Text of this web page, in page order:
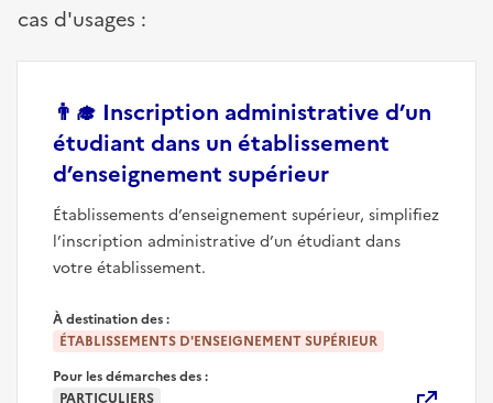
cas d'usages :
👨‍🎓 Inscription administrative d’un
étudiant dans un établissement
d’enseignement supérieur(nouvelle
Établissements d’enseignement supérieur, simplifiez
l’inscription administrative d’un étudiant dans
votre établissement.
À destination des :
ÉTABLISSEMENTS D'ENSEIGNEMENT SUPÉRIEUR
Pour les démarches des :
PARTICULIERS